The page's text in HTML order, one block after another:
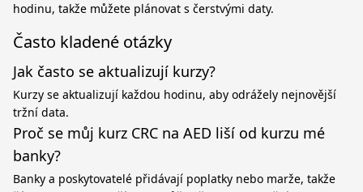
hodinu, takže můžete plánovat s čerstvými daty.
Často kladené otázky
Jak často se aktualizují kurzy?
Kurzy se aktualizují každou hodinu, aby odrážely nejnovější
tržní data.
Proč se můj kurz CRC na AED liší od kurzu mé
banky?
Banky a poskytovatelé přidávají poplatky nebo marže, takže